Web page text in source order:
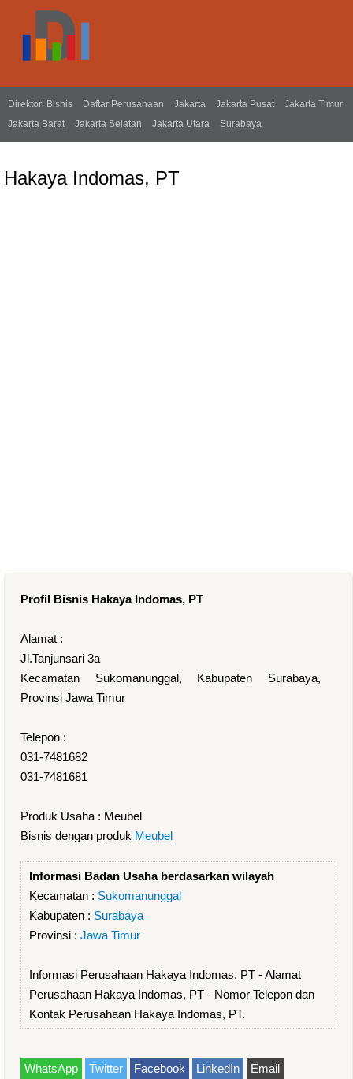
Direktori Bisnis Daftar Perusahaan Jakarta Jakarta Pusat
Jakarta Timur
Jakarta Barat
Jakarta Selatan Jakarta Utara Surabaya
Hakaya Indomas, PT
Profil Bisnis Hakaya Indomas, PT
Alamat :
Jl.Tanjunsari 3a
Kecamatan Sukomanunggal, Kabupaten Surabaya,
Provinsi Jawa Timur
Telepon :
031-7481682
031-7481681
Produk Usaha : Meubel
Bisnis dengan produk Meubel
Informasi Badan Usaha berdasarkan wilayah
Kecamatan : Sukomanunggal
Kabupaten : Surabaya
Provinsi : Jawa Timur
Informasi Perusahaan Hakaya Indomas, PT - Alamat
Perusahaan Hakaya Indomas, PT - Nomor Telepon dan
Kontak Perusahaan Hakaya Indomas, PT.
WhatsApp Twitter Facebook LinkedIn Email